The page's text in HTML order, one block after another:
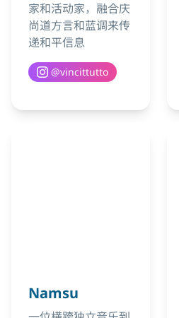
家和活动家，融合庆
尚道方言和蓝调来传
递和平信息
@vincittutto
Namsu